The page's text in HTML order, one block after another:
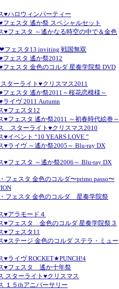
ハロウィンパーティー
ェスタ 遙か祭 スペシャルセット
フェスタ ～遙かなる時空の中で＆金色
フェスタ13 inviting 戦国無双
ェスタ 遙か祭2012
ェスタ 金色のコルダ 星奏学院祭 DVD
ターライト♥クリスマス2011
ェスタ 遙か祭2011～桜花恋模様～
イヴ 2011 Autumn
♥フェスタ12
フェスタ 遙か祭2011 ～初春時代絵巻～
スターライト♥クリスマス2010
イベント “10 YEARS LOVE ”
ライヴ ～遙か祭2005～ Blu-ray DX
フェスタ ～遙か祭2006～ Blu-ray DX
フェスタ 金色のコルダ〜primo passo〜
フェスタ 金色のコルダ 星奏学院祭
アラモード４
フェスタ 金色のコルダ 星奏学院祭３
♥フェスタ11
ステージ 金色のコルダ ステラ・ミュー
ライヴ ROCKET★PUNCH!4
♥フェスタ 遙か十年祭
スターライト♥クリスマス
１５thアニバーサリー